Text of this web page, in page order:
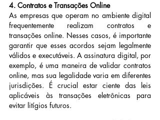
4. Contratos e Transações Online
As empresas que operam no ambiente digital
frequentemente realizam contratos e
transações online. Nesses casos, é importante
garantir que esses acordos sejam legalmente
válidos e executáveis. A assinatura digital, por
exemplo, é uma maneira de validar contratos
online, mas sua legalidade varia em diferentes
jurisdições. É crucial estar ciente das leis
aplicáveis às transações eletrônicas para
evitar litígios futuros.